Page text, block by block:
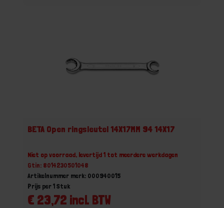
BETA Open ringsleutel 14X17MM 94 14X17
Niet op voorraad, levertijd 1 tot meerdere werkdagen
Gtin: 8014230501048
Artikelnummer merk: 000940015
€ 23,72 incl. BTW
Prijs per 1 Stuk